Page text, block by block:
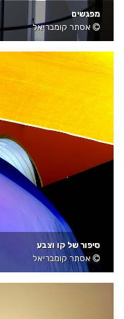
מפגשים
אסתר קומבריאל
סיפור של קו וצבע
אסתר קומבריאל